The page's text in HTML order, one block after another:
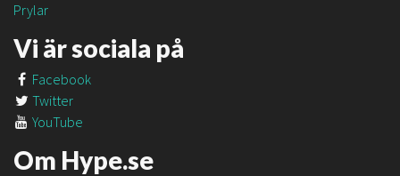
Prylar
Vi är sociala på
Facebook
Twitter
YouTube
Om Hype.se